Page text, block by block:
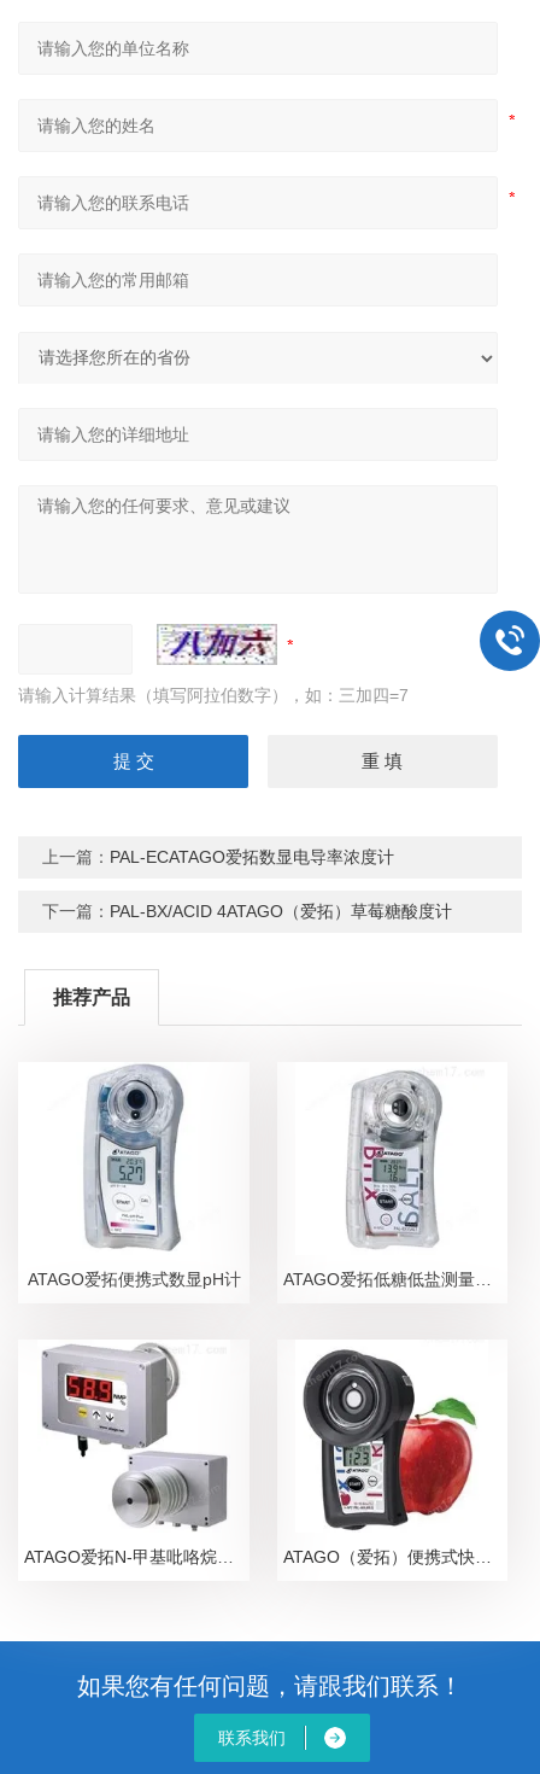
请输入计算结果（填写阿拉伯数字），如：三加四=7
上一篇： PAL-ECATAGO爱拓数显电导率浓度计
下一篇： PAL-BX/ACID 4ATAGO（爱拓）草莓糖酸度计
推荐产品
ATAGO爱拓便携式数显pH计 ATAGO爱拓低糖低盐测量糖盐度计
ATAGO（爱拓）便携式快速苹果无损糖度计
如果您有任何问题，请跟我们联系！
联系我们